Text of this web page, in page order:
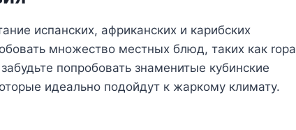
испанских, африканских и карибских
множество местных блюд, таких как ropa
попробовать знаменитые кубинские
идеально подойдут к жаркому климату.